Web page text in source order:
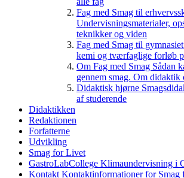
Fag med Smag til
Undervisningsmaterialer,
teknikker og viden
Fag med Smag til gymnasiet
kemi og tværfaglige forløb
Om Fag med Smag Sådan
gennem smag. Om
Didaktisk hjørne
af studerende
Didaktikken
Redaktionen
Forfatterne
Udvikling
Smag for Livet
GastroLabCollege Klimaundervisning i
Kontakt Kontaktinformationer for Smag